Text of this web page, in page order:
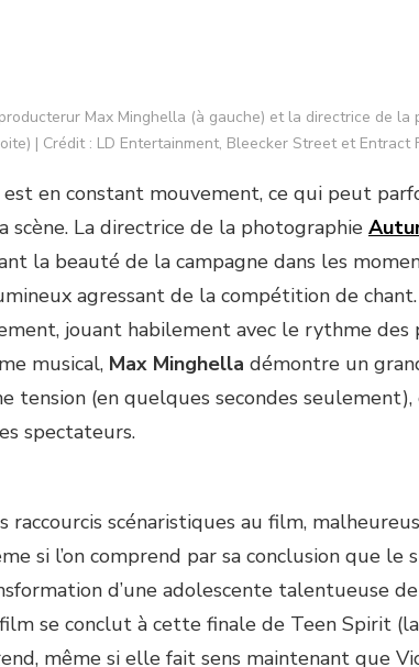
Max Minghella (à gauche) et la directrice de la
| Crédit : LD Entertainment, Bleecker Street et Entract
est en constant mouvement, ce qui peut
La directrice de la photographie
la beauté de la campagne dans les
agressant de la compétition de
jouant habilement avec le rythme des
musical, Max Minghella démontre un
tension (en quelques secondes seulement),
spectateurs.
raccourcis scénaristiques au film,
si l’on comprend par sa conclusion que le
d’une adolescente talentueuse
se conclut à cette finale de Teen Spirit
même si elle fait sens maintenant que